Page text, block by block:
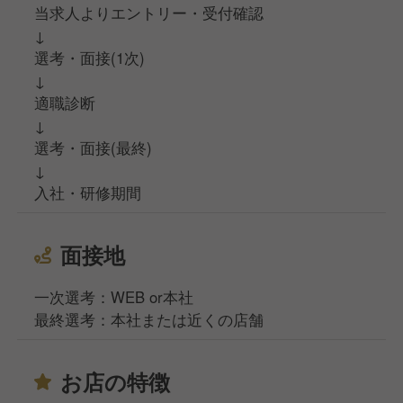
当求人よりエントリー・受付確認
↓
選考・面接(1次)
↓
適職診断
↓
選考・面接(最終)
↓
入社・研修期間
面接地
一次選考：WEB or本社
最終選考：本社または近くの店舗
お店の特徴